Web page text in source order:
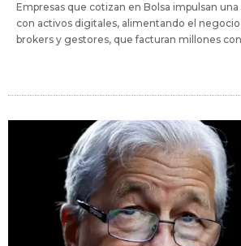
Empresas que cotizan en Bolsa impulsan
con activos digitales, alimentando el
brokers y gestores, que facturan millones